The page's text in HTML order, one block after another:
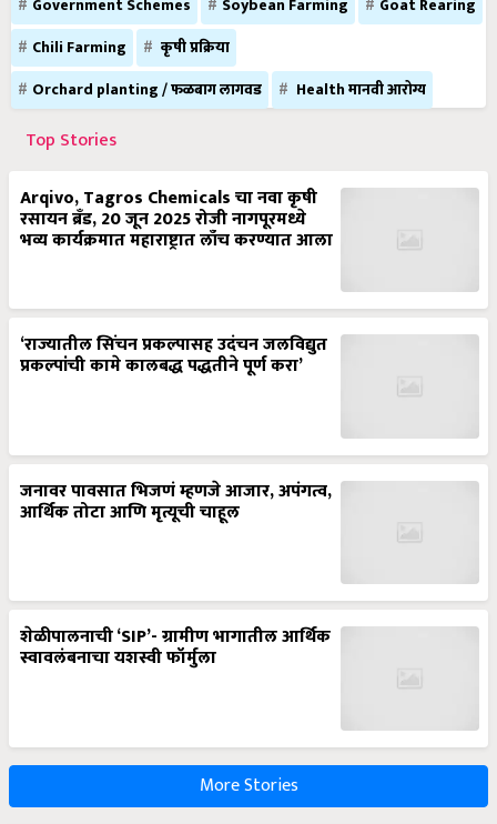
Government Schemes Soybean Farming
Goat Rearing
Chili Farming
कृषी प्रक्रिया
Orchard planting / फळबाग लागवड
Health मानवी आरोग्य
Top Stories
Arqivo, Tagros Chemicals चा नवा कृषी
रसायन ब्रँड, 20 जून 2025 रोजी नागपूरमध्ये
भव्य कार्यक्रमात महाराष्ट्रात लाँच करण्यात आला
‘राज्यातील सिंचन प्रकल्पासह उदंचन जलविद्युत
प्रकल्पांची कामे कालबद्ध पद्धतीने पूर्ण करा’
जनावर पावसात भिजणं म्हणजे आजार, अपंगत्व,
आर्थिक तोटा आणि मृत्यूची चाहूल
शेळीपालनाची ‘SIP’- ग्रामीण भागातील आर्थिक
स्वावलंबनाचा यशस्वी फॉर्मुला
More Stories